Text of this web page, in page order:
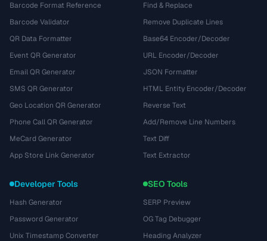
Barcode Format Reference
Barcode Validator
QR Data Formatter
Event QR Generator
Email QR Generator
SMS QR Generator
Geo Location QR Generator
Phone Call QR Generator
MeCard Generator
App Store Link Generator
Find & Replace
Remove Duplicate Lines
Base64 Encoder/Decoder
URL Encoder/Decoder
JSON Formatter
HTML Entity Encoder/Decoder
Reverse Text
Add/Remove Line Numbers
Text Diff
Text Extractor
Developer Tools
Hash Generator
Password Generator
Unix Timestamp Converter
SEO Tools
SERP Preview
OG Tag Debugger
Heading Analyzer